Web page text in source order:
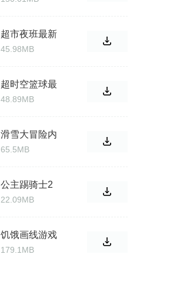
超市夜班最新
版
45.98MB
超时空篮球最
新版
48.89MB
滑雪大冒险内
置菜单mod
65.5MB
公主踢骑士2
22.09MB
饥饿画线游戏
179.1MB